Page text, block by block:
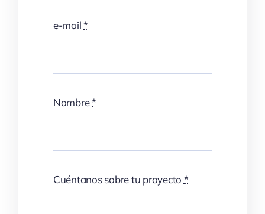
e-mail*
Nombre*
Cuéntanos sobre tu proyecto *